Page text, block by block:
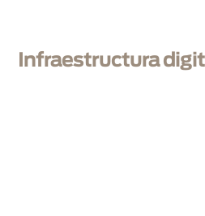
Infraestructura